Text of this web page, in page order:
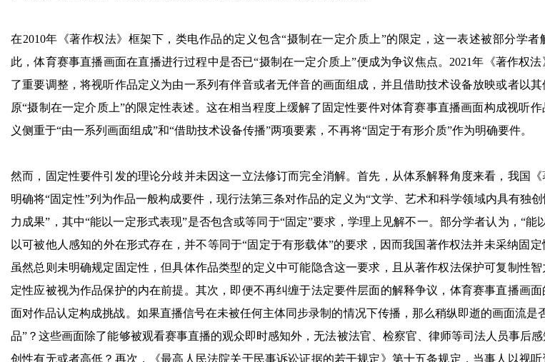
在2010年《著作权法》框架下，类电作品的定义包含“摄制在一定介质上”的限定，这一表述被部分学
此，体育赛事直播画面在直播进行过程中是否已“摄制在一定介质上”便成为争议焦点。2021年《著作权
了重要调整，将视听作品定义为由一系列有伴音或者无伴音的画面组成，并且借助技术设备放映或者以
原“摄制在一定介质上”的限定性表述。这在相当程度上缓解了固定性要件对体育赛事直播画面构成视听
义侧重于“由一系列画面组成”和“借助技术设备传播”两项要素，不再将“固定于有形介质”作为明确要件。
然而，固定性要件引发的理论分歧并未因这一立法修订而完全消解。首先，从体系解释角度来看，我国
明确将“固定性”列为作品一般构成要件，现行法第三条对作品的定义为“文学、艺术和科学领域内具有独
力成果”，其中“能以一定形式表现”是否包含或等同于“固定”要求，学理上见解不一。部分学者认为，“能
以可被他人感知的外在形式存在，并不等同于“固定于有形载体”的要求，因而我国著作权法并未采纳固定
虽然总则未明确规定固定性，但具体作品类型的定义中可能隐含这一要求，且从著作权法保护可复制性
定性应被视为作品保护的内在前提。其次，即便不再纠缠于法定要件层面的解释争议，体育赛事直播画
面对作品认定构成挑战。如果直播信号在未被任何主体同步录制的情况下传播，那么稍纵即逝的画面流是
品”？这些画面除了能够被观看赛事直播的观众即时感知外，无法被法官、检察官、律师等司法人员事后
创性有无或者高低？再次，《最高人民法院关于民事诉讼证据的若干规定》第十五条规定，当事人以视